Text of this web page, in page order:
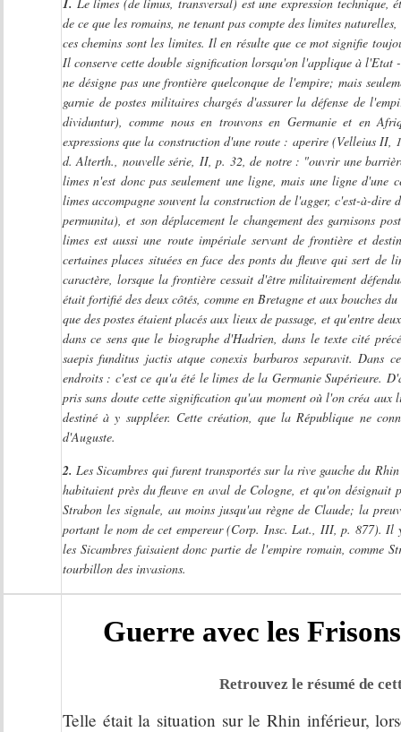
de ce que les romains, ne tenant pas compte des limites
ces chemins sont les limites. Il en résulte que ce mot signifie
Il conserve cette double signification lorsqu'on l'applique à l'Etat
ne désigne pas une frontière quelconque de l'empire; mais
garnie de postes militaires chargés d'assurer la défense de
dividuntur), comme nous en trouvons en Germanie et en
expressions que la construction d'une route : aperire (Velleius
d. Alterth., nouvelle série, II, p. 32, de notre : "ouvrir une
limes n'est donc pas seulement une ligne, mais une ligne
limes accompagne souvent la construction de l'agger, c'est-à-
permunita), et son déplacement le changement des garnisons
limes est aussi une route impériale servant de frontière et
certaines places situées en face des ponts du fleuve qui sert
caractère, lorsque la frontière cessait d'être militairement
était fortifié des deux côtés, comme en Bretagne et aux bouches
que des postes étaient placés aux lieux de passage, et qu'entre
dans ce sens que le biographe d'Hadrien, dans le texte cité
saepis funditus jactis atque conexis barbaros separavit. Dans
endroits : c'est ce qu'a été le limes de la Germanie Supérieure.
pris sans doute cette signification qu'au moment où l'on créa
destiné à y suppléer. Cette création, que la République ne
d'Auguste.
2. Les Sicambres qui furent transportés sur la rive gauche du
habitaient près du fleuve en aval de Cologne, et qu'on
Strabon les signale, au moins jusqu'au règne de Claude; la
portant le nom de cet empereur (Corp. Insc. Lat., III, p. 877). Il
les Sicambres faisaient donc partie de l'empire romain, comme
tourbillon des invasions.
Guerre avec les
Retrouvez le résumé de
Telle était la situation sur le Rhin inférieur,